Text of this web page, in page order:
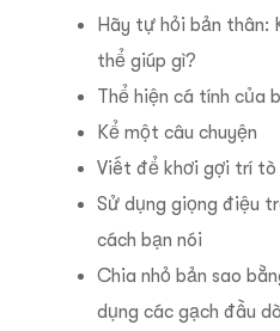
Hãy tự hỏi bản thân:
thể giúp gì?
Thể hiện cá tính của
Kể một câu chuyện
Viết để khơi gợi trí tò
Sử dụng giọng điệu
cách bạn nói
Chia nhỏ bản sao
dụng các gạch đầu